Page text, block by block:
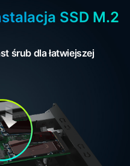
SSD M.2
śrub dla łatwiejszej